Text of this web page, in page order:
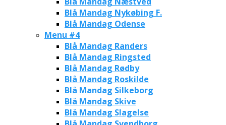
Blå Mandag Nykøbing F.
Blå Mandag Odense
Menu #4
Blå Mandag Randers
Blå Mandag Ringsted
Blå Mandag Rødby
Blå Mandag Roskilde
Blå Mandag Silkeborg
Blå Mandag Skive
Blå Mandag Slagelse